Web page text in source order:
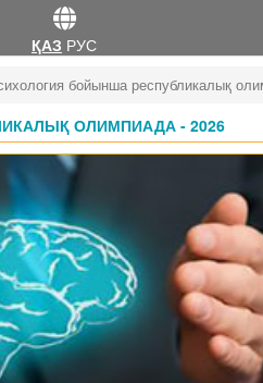
бойынша республикалық
ОЛИМПИАДА - 2026
ҚАЗ РУС